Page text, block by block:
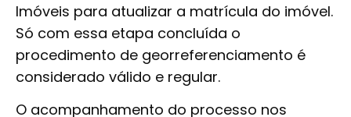
Imóveis para atualizar a matrícula do imóvel.
Só com essa etapa concluída o
procedimento de georreferenciamento é
considerado válido e regular.
O acompanhamento do processo nos